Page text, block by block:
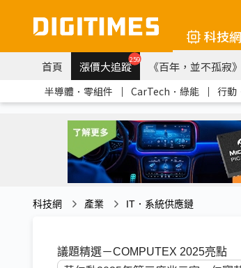
科技網
首頁 漲價大追蹤259 《百年，並不孤寂
半導體．零組件 ｜ CarTech．綠能 ｜ 行動
科技網 產業 IT．系統供應鏈
議題精選－COMPUTEX 2025亮點